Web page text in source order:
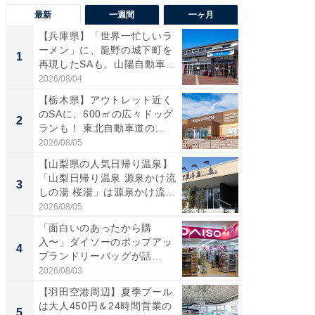
最新 一週間 一ヶ月
1
【兵庫県】「世界一忙しいラ
ーメン」に、龍野の城下町を
再現したSAも。山陽自動車
道...
2026/08/04
2
【栃木県】アウトレット近く
のSAに、600㎡の広々ドッグ
ランも！ 東北自動車道の...
2026/08/05
3
【山梨県の人気日帰り温泉】
「山梨日帰り温泉 源泉かけ流
しの湯 桜湯」は源泉かけ流...
2026/08/05
4
「面白いのあったから購
入〜」ダイソーのポップアッ
プランドリーバッグが話
題。“さま...
2026/08/03
【羽田空港周辺】夏季プール
は大人450円＆24時間営業の